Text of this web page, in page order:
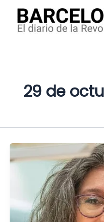
contenido
29 de
Paginación
de
entradas